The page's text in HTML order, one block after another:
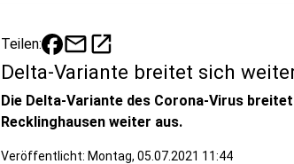
Teilen: mailopen_in_new
Delta-Variante breitet sich
Die Delta-Variante des Corona-Virus
Recklinghausen weiter aus.
Veröffentlicht: Montag, 05.07.2021 11:44